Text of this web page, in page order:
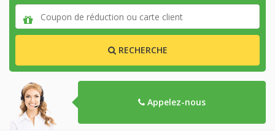
RECHERCHE
Appelez-nous